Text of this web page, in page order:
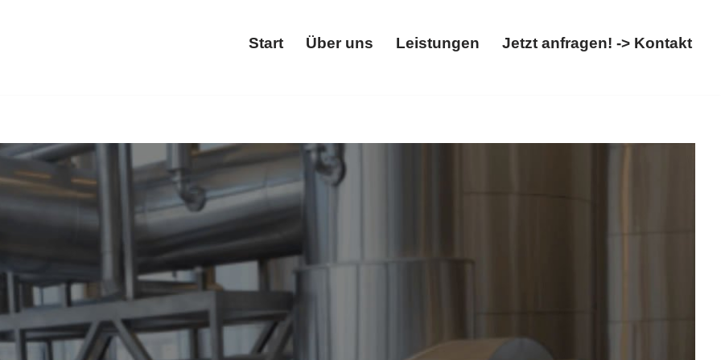
Start Über uns Leistungen Jetzt anfragen! -> Kontakt